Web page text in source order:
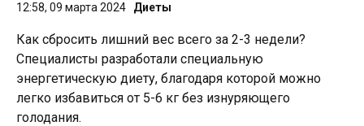
12:58, 09 марта 2024 Диеты
Как сбросить лишний вес всего за 2-3 недели?
Специалисты разработали специальную
энергетическую диету, благодаря которой можно
легко избавиться от 5-6 кг без изнуряющего
голодания.